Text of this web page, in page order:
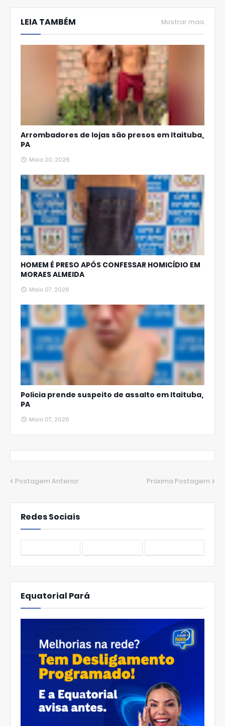
hats
Ap
LEIA TAMBÉM Mostrar mais
Arrombadores de lojas são presos em Itaituba,
PA
Maio 20, 2026
HOMEM É PRESO APÓS CONFESSAR HOMICÍDIO EM
MORAES ALMEIDA
Maio 07, 2026
Policia prende suspeito de assalto em Itaituba,
PA
Maio 07, 2026
Postagem Anterior Próxima Postagem
Redes Sociais
Equatorial Pará